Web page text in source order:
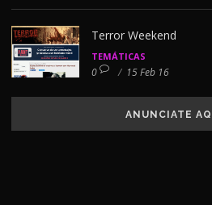
Terror Weekend
TEMÁTICAS
0 / 15 Feb 16
ANUNCIATE